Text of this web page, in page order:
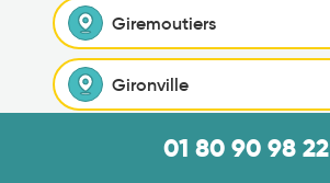
Giremoutiers
Gironville
Gouaix01 80 90 98 22